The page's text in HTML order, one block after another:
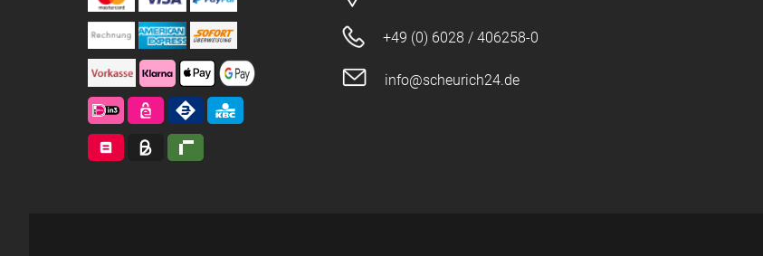
+49 (0) 6028 / 406258-0
info@scheurich24.de